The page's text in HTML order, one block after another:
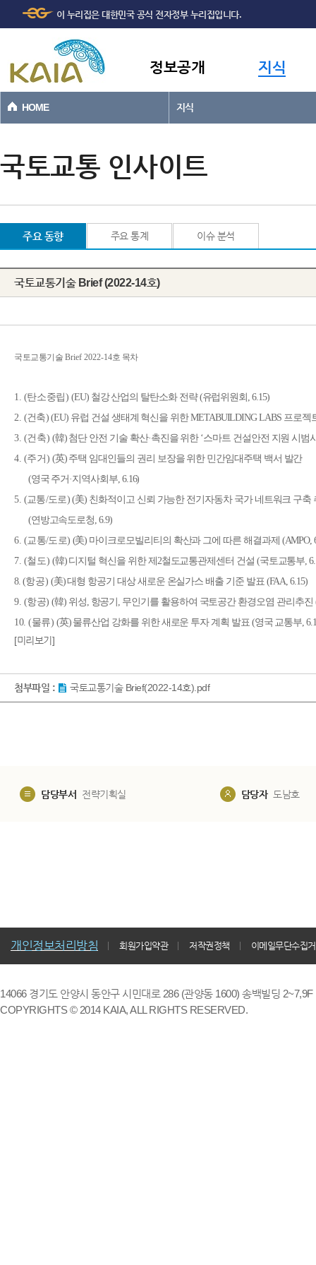
본문바로가기
이 누리집은 대한민국 공식 전자정부 누리집입니다.
정보공개 지식
HOME 지식
국토교통 인사이트
주요 동향 주요 통계 이슈 분석
국토교통기술 Brief (2022-14호)
국토교통기술 Brief 2022-14호 목차
1. (탄소중립) (EU) 철강 산업의 탈탄소화 전략(유럽위원회 , 6.15)
2. (건축)(EU) 유럽 건설 생태계 혁신을 위한METABUILDING LABS 프로젝
3. (건축) (韓) 첨단 안전 기술 확산·촉진을 위한 ‘스마트 건설안전 지원 시범
4. (주거 ) (英) 주택 임대인들의 권리 보장을 위한 민간임대주택 백서 발간
(영국 주거 ·지역사회부, 6.16)
5. (교통/도로)(美) 친화적이고 신뢰 가능한 전기자동차 국가 네트워크 구축
(연방고속도로청, 6.9)
6. (교통/도로) (美) 마이크로모빌리티의 확산과 그에 따른 해결과제 (AMPO,
7. (철도) (韓) 디지털 혁신을 위한 제 2철도교통관제센터 건설 (국토교통부,
8. (항공) (美)대형 항공기 대상 새로운 온실가스 배출 기준 발표 (FAA, 6.15)
9. (항공)(韓) 위성, 항공기 , 무인기를 활용하여 국토공간 환경오염 관리추진
10.(물류) (英) 물류산업 강화를 위한 새로운 투자 계획 발표 (영국 교통부,
[미리보기]
첨부파일 : 국토교통기술 Brief(2022-14호).pdf
담당부서 전략기획실 담당자 도남호
개인정보처리방침 회원가입약관 저작권정책 이메일무단수집
14066 경기도 안양시 동안구 시민대로 286 (관양동 1600) 송백빌딩
COPYRIGHTS © 2014 KAIA, ALL RIGHTS RESERVED.